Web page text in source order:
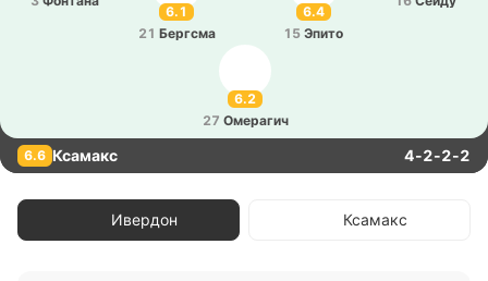
6.2
27 Оме­ра­гич
6.4
15 Эпито
6.1
21 Бе­ргсма
6.6 Ксамакс 4-2-2-2
Ивердон Ксамакс